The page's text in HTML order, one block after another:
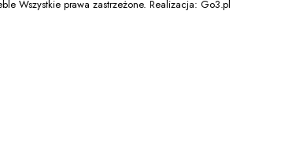
Wszystkie prawa zastrzeżone. Realizacja: Go3.pl